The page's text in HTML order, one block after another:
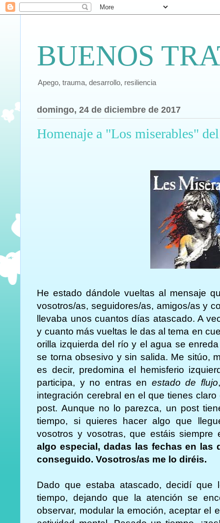
BUENOS
Apego, trauma, desarrollo, resiliencia
domingo, 24 de diciembre de 2017
Homenaje a "Los miserables"
He estado dándole vueltas al mensaje
vosotros/as, seguidores/as, amigos/as y
llevaba unos cuantos días atascado. A
y cuanto más vueltas le das al tema en
orilla izquierda del río y el agua se
se torna obsesivo y sin salida. Me sitúo,
es decir, predomina el hemisferio
participa, y no entras en estado de flujo
integración cerebral en el que tienes
post. Aunque no lo parezca, un post
tiempo, si quieres hacer algo que
vosotros y vosotras, que estáis
algo especial, dadas las fechas en las
conseguido. Vosotros/as me lo diréis.
Dado que estaba atascado, decidí que
tiempo, dejando que la atención se
observar, modular la emoción, aceptar el